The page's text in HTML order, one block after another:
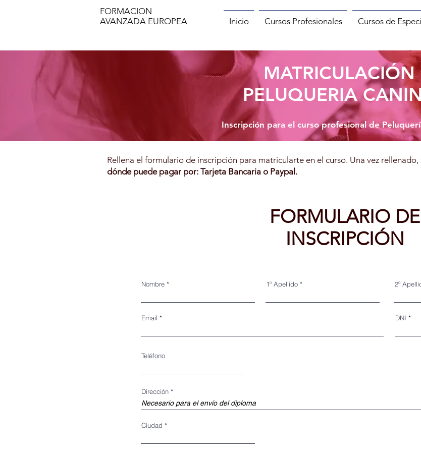
FORMACION
AVANZADA EUROPEA
Inicio Cursos Profesionales Cursos de
MATRICULACIÓN
PELUQUERIA
Inscripción para el curso profesional de
Rellena el formulario de inscripción para matricularte en el curso. Una vez rellenado,
dónde puede pagar por: Tarjeta Bancaria o Paypal.
FORMULARIO DE
INSCRIPCIÓN
Nombre 1º Apellido 2º
Email DNI
Teléfono
Dirección
Ciudad